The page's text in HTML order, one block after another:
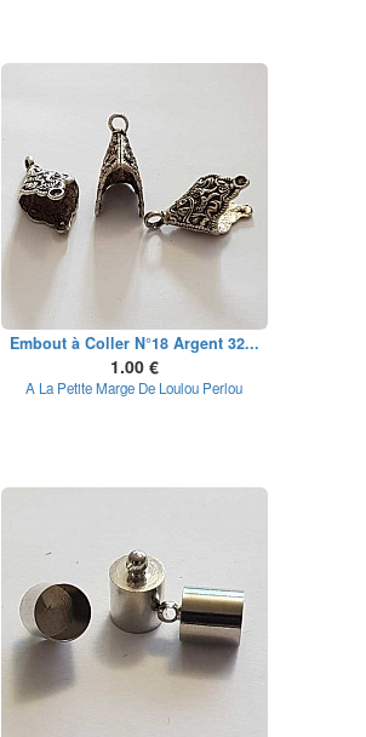
Embout à Coller N°18 Argent 32...
1.00 €
A La Petite Marge De Loulou Perlou